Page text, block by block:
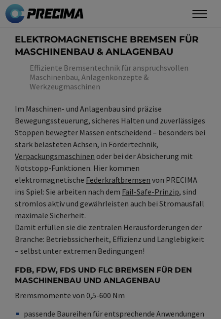
Direkt
zum
ELEKTROMAGNETISCHE BREMSEN FÜR
MASCHINENBAU & ANLAGENBAU
Effiziente Bremsentechnik für anspruchsvollen
Maschinenbau, Anlagenkonzepte &
Werkzeugmaschinen
Im Maschinen- und Anlagenbau sind präzise
Bewegungssteuerung, sicheres Halten und zuverlässiges
Stoppen bewegter Massen entscheidend – besonders bei
stark belasteten Achsen, in Fördertechnik,
Verpackungsmaschinen oder bei der Absicherung mit
Notstopp-Funktionen. Hier kommen
elektromagnetische Federkraftbremsen von PRECIMA
ins Spiel: Sie arbeiten nach dem Fail-Safe-Prinzip, sind
stromlos aktiv und gewährleisten auch bei Stromausfall
maximale Sicherheit.
Damit erfüllen sie die zentralen Herausforderungen der
Branche: Betriebssicherheit, Effizienz und Langlebigkeit
– selbst unter extremen Bedingungen!
FDB, FDW, FDS UND FLC BREMSEN FÜR DEN
MASCHINENBAU UND ANLAGENBAU
Bremsmomente von 0,5-600 Nm
passende Baureihen für entsprechende Anwendungen